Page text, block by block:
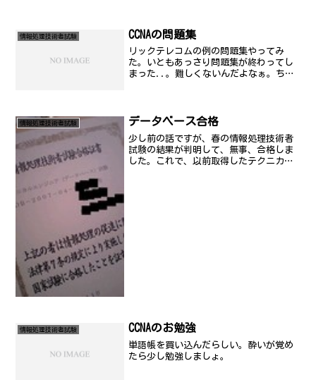
情報処理技術者試験 CCNAの問題集
リックテレコムの例の問題集やってみ
た。いともあっさり問題集が終わってし
まった..。難しくないんだよなぁ。ちょ
情報処理技術者試験 データベース合格
少し前の話ですが、春の情報処理技術者
試験の結果が判明して、無事、合格しま
した。これで、以前取得したテクニカル
情報処理技術者試験 CCNAのお勉強
単語帳を買い込んだらしい。酔いが覚め
たら少し勉強しましょ。